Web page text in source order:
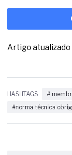
Artigo atualizado
HASHTAGS #
#norma técnica